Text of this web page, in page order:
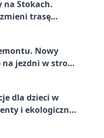
na Stokach.
trasę
Nowy
jezdni w stronę
dla dzieci w
i ekologiczny